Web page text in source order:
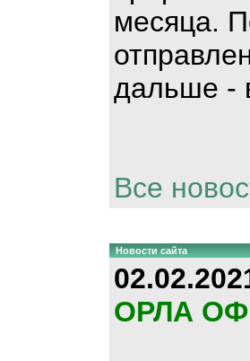
месяца.
дальше -
Все
Новости сайта
ОРЛА